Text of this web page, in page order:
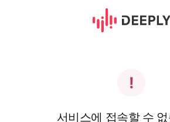
서비스에 접속할 수